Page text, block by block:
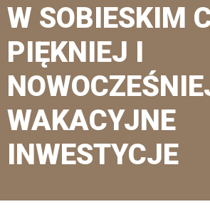
W SOBIESKIM
PIĘKNIEJ I
WAKACYJNE
INWESTYCJE